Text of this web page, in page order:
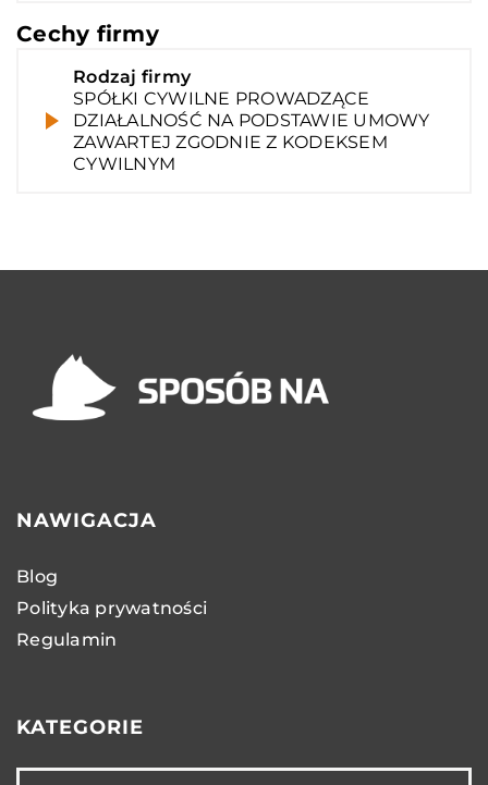
Cechy firmy
Rodzaj firmy
SPÓŁKI CYWILNE PROWADZĄCE
DZIAŁALNOŚĆ NA PODSTAWIE UMOWY
ZAWARTEJ ZGODNIE Z KODEKSEM
CYWILNYM
NAWIGACJA
Blog
Polityka prywatności
Regulamin
KATEGORIE